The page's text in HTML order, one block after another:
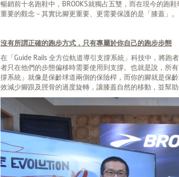
暢銷前十名跑鞋中，BROOKS就獨占五雙，而在現今的跑
重要的觀念－其實比腳更重要、更需要保護的是「膝蓋」。
沒有所謂正確的跑步方式，只有專屬於你自己的跑步步態
在「Guide Rails 全方位軌道導引支撐系統」科技中，將
者只在他們的步態偏移時需要使用到支撐。也就是說，所
撐系統」就像是保齡球道兩側的保險桿，而你的腳就是保
效減少腳跟及脛骨的過度旋轉，讓膝蓋自然的移動，並幫